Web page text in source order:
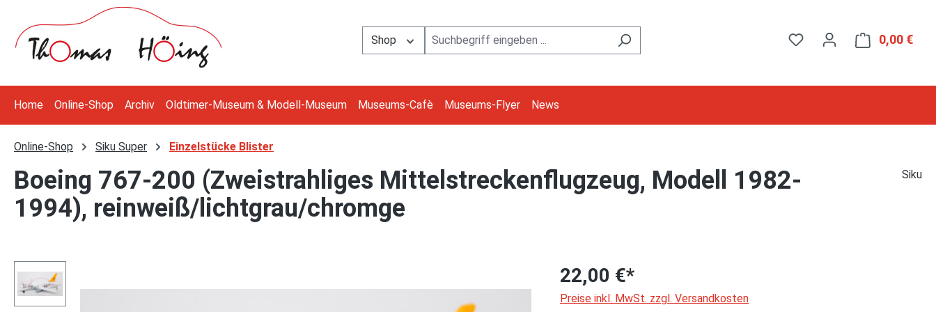
Hauptinhalt springen
Zur Suche springen
Zur Hauptnavigation springen
Shop
0,00 €
Home Online-Shop Archiv Oldtimer-Museum & Modell-Museum Museums-Cafè Museums-Flyer News
Online-Shop Siku Super Einzelstücke Blister
Boeing 767-200 (Zweistrahliges Mittelstreckenflugzeug, Modell 1982-
1994), reinweiß/lichtgrau/chromge
Siku
Bildergalerie überspringen 22,00 €*
Preise inkl. MwSt. zzgl. Versandkosten